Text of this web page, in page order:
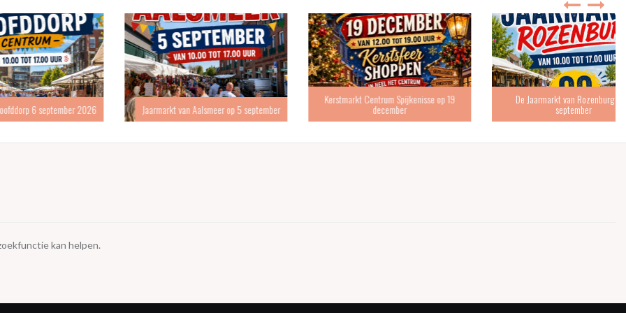
2026 Jaarmarkt van Aalsmeer op 5 september
Kerstmarkt Centrum Spijkenisse op 19 De Jaarmarkt van Rozenburg is 19
kan helpen.